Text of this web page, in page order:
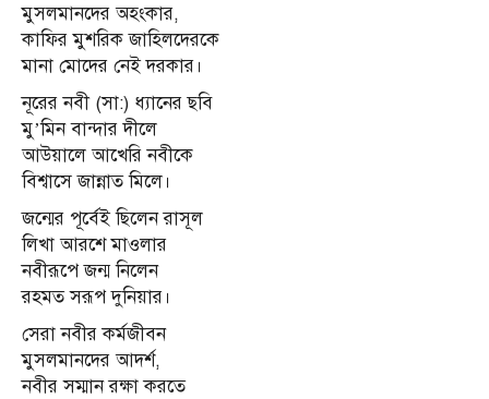
মুসলমানদের অহংকার,
কাফির মুশরিক জাহিলদেরকে
মানা মোদের নেই দরকার।
নূরের নবী (সা:) ধ্যানের ছবি
মু’মিন বান্দার দীলে
আউয়ালে আখেরি নবীকে
বিশ্বাসে জান্নাত মিলে।
জন্মের পূর্বেই ছিলেন রাসূল
লিখা আরশে মাওলার
নবীরূপে জন্ম নিলেন
রহমত সরূপ দুনিয়ার।
সেরা নবীর কর্মজীবন
মুসলমানদের আদর্শ,
নবীর সম্মান রক্ষা করতে